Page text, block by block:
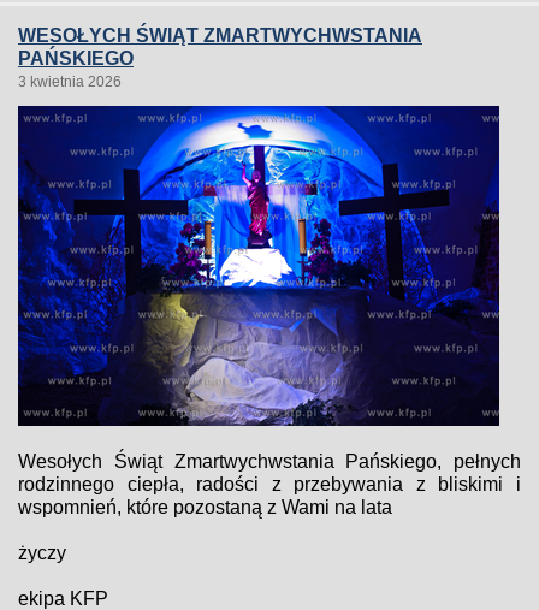
WESOŁYCH ŚWIĄT ZMARTWYCHWSTANIA
PAŃSKIEGO
3 kwietnia 2026
Wesołych Świąt Zmartwychwstania Pańskiego, pełnych
rodzinnego ciepła, radości z przebywania z bliskimi i
wspomnień, które pozostaną z Wami na lata
życzy
ekipa KFP